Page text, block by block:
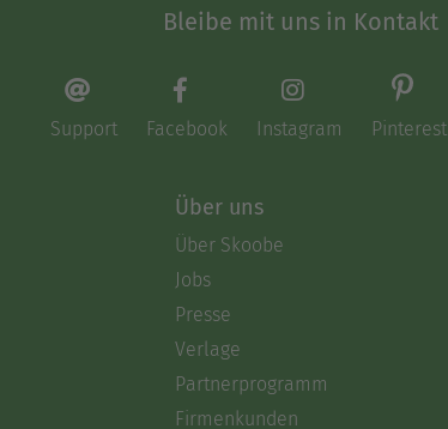
Bleibe mit uns in Kontakt
Support Facebook Instagram Pinterest
Über uns
Über Skoobe
Jobs
Presse
Verlage
Partnerprogramm
Firmenkunden